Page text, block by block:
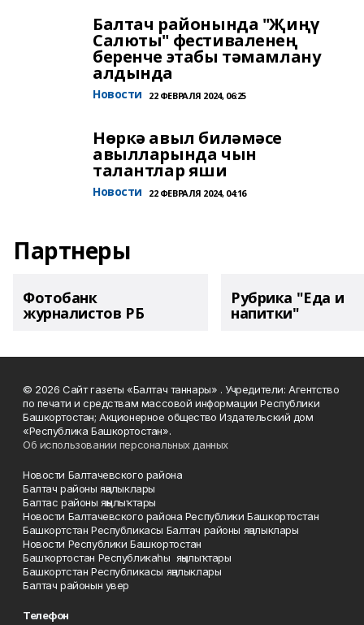
Балтач районында "Җиңү
Салюты" фестиваленең
беренче этабы тәмамлану
алдында
Новости 22 ФЕВРАЛЯ 2024, 06:25
Нөркә авыл биләмәсе
авылларында чын
талантлар яши
Новости 22 ФЕВРАЛЯ 2024, 04:16
Партнеры
Фотобанк
журналистов РБ
Рубрика "Еда и
напитки"
© 2026 Сайт газеты «Балтач таннары» . Учредители: Агентство
по печати и средствам массовой информации Республики
Башкортостан; Акционерное общество Издательский дом
«Республика Башкортостан».
Об использовании персональных данных
Новости Балтачевского района
Балтач районы яңалыклары
Балтас районы яңылыҡтары
Новости Балтачевского района Республики Башкортостан
Башкортстан Республикасы Балтач районы яңалыклары
Новости Республики Башкортостан
Башҡортостан Республикаһы яңылыҡтары
Башкортстан Республикасы яңалыклары
Балтач районын увер
Телефон